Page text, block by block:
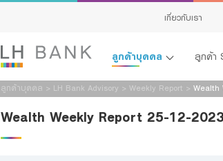
เกี่ยวกับเรา
ลูกค้าบุคคล ลูกค้า
เงินฝาก
ลูกค้าบุคคล > LH Bank Advisory > Weekly Report > Wealth
Wealth Weekly Report 25-12-2023